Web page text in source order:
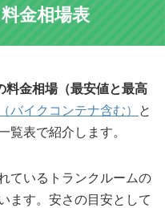
金相場表
金相場（最安値と最高
バイクコンテナ含む） と
覧表で紹介します。
ているトランクルームの
ます。安さの目安として